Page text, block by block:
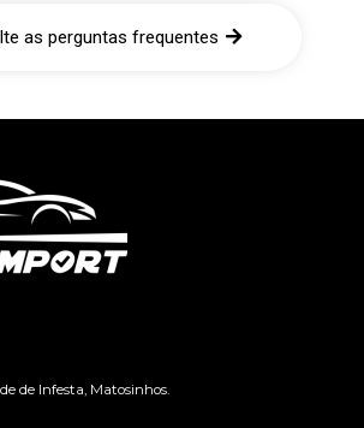
as perguntas frequentes
de Infesta, Matosinhos.